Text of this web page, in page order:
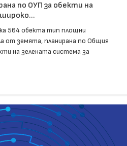
по ОУП за обекти на
564 обекта тип площни
от земята, планирана по Общия
на зелената система за